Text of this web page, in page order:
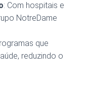
: Com hospitais e
NotreDame
que
reduzindo o